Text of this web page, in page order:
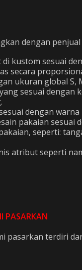
dengan
kustom sesuai
secara
ukuran global S,
sesuai
dengan
pakaian sesuai
seperti:
atribut seperti
PASARKAN
pasarkan terdiri